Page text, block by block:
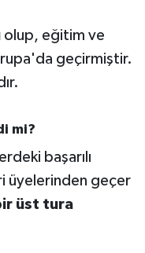
olup, eğitim ve
geçirmiştir.
mi?
başarılı
üyelerinden geçer
üst tura